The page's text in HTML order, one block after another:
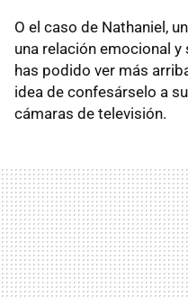
O el caso de Nathaniel,
una relación emocional
has podido ver más
idea de confesárselo a
cámaras de televisión.